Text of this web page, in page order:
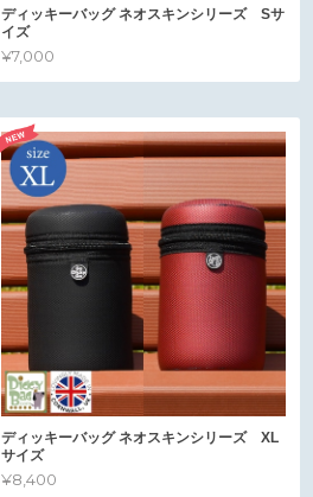
ディッキーバッグ ネオスキンシリーズ Sサ
イズ
¥7,000
ディッキーバッグ ネオスキンシリーズ XL
サイズ
¥8,400